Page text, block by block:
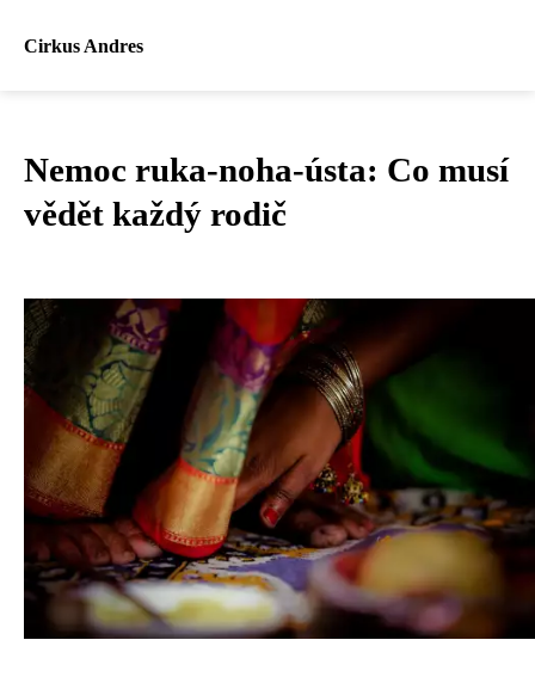
Cirkus Andres
Nemoc ruka-noha-ústa: Co musí
vědět každý rodič